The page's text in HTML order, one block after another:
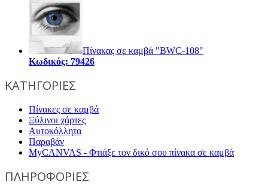
Πίνακας σε καμβά "BWC-108"
Κωδικός: 79426
ΚΑΤΗΓΟΡΙΕΣ
Πίνακες σε καμβά
Ξύλινοι χάρτες
Αυτοκόλλητα
Παραβάν
MyCANVAS - Φτιάξε τον δικό σου πίνακα σε καμβά
ΠΛΗΡΟΦΟΡΙΕΣ